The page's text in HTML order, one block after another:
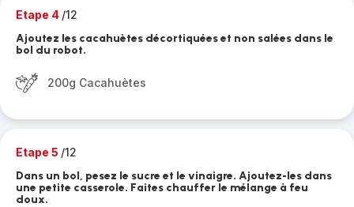
Etape 4 /12
Ajoutez les cacahuètes décortiquées et non salées dans le
bol du robot.
200g Cacahuètes
Etape 5 /12
Dans un bol, pesez le sucre et le vinaigre. Ajoutez-les dans
une petite casserole. Faites chauffer le mélange à feu
doux.